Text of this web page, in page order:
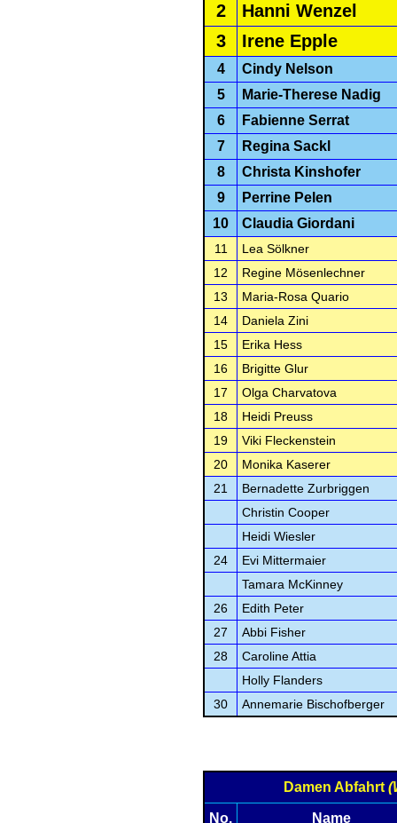
2
Hanni Wenzel
3
Irene Epple
4
Cindy Nelson
5
Marie-Therese Nadig
6
Fabienne Serrat
7
Regina Sackl
8
Christa Kinshofer
9
Perrine Pelen
10
Claudia Giordani
11
Lea Sölkner
12
Regine Mösenlechner
13
Maria-Rosa Quario
14
Daniela Zini
15
Erika Hess
16
Brigitte Glur
17
Olga Charvatova
18
Heidi Preuss
19
Viki Fleckenstein
20
Monika Kaserer
21
Bernadette Zurbriggen
Christin Cooper
Heidi Wiesler
24
Evi Mittermaier
Tamara McKinney
26
Edith Peter
27
Abbi Fisher
28
Caroline Attia
Holly Flanders
30
Annemarie Bischofberger
Damen Abfahrt
No. Name